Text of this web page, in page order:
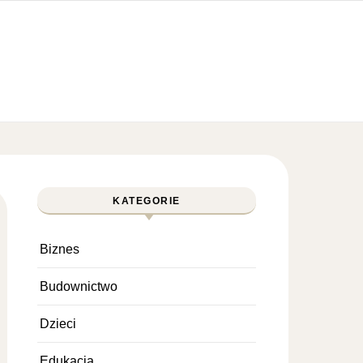
KATEGORIE
Biznes
Budownictwo
Dzieci